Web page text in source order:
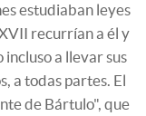
estudiaban leyes
recurrían a él y
a llevar sus
a todas partes. El
de Bártulo", que